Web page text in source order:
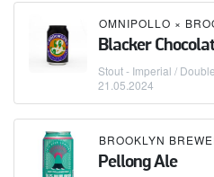
OMNIPOLLO ×
Blacker
Stout - Imperial / Double
21.05.2024
BROOKLYN
Pellong Ale